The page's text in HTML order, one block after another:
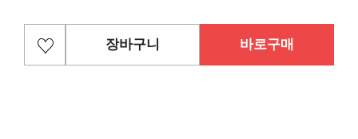
장바구니 바로구매